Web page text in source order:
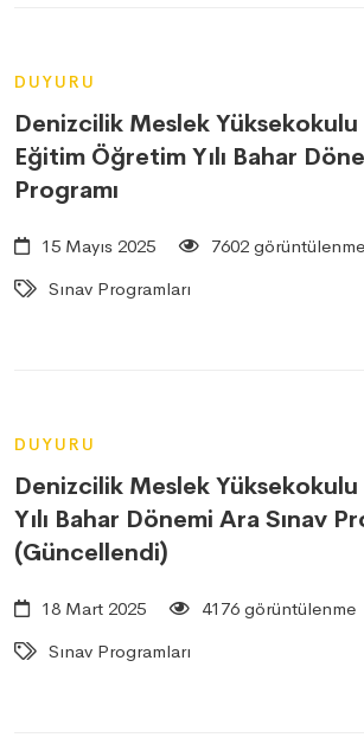
DUYURU
Denizcilik Meslek
Eğitim Öğretim Yılı Bahar
Programı
15 Mayıs 2025
7602 görüntülenme
Sınav Programları
DUYURU
Denizcilik Meslek
Yılı Bahar Dönemi Ara Sınav
(Güncellendi)
18 Mart 2025
4176 görüntülenme
Sınav Programları